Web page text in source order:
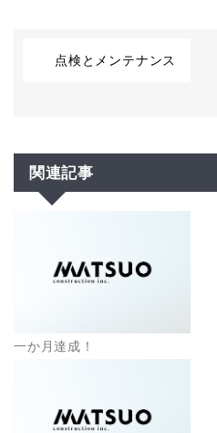
点検とメンテナンス
関連記事
一か月達成！